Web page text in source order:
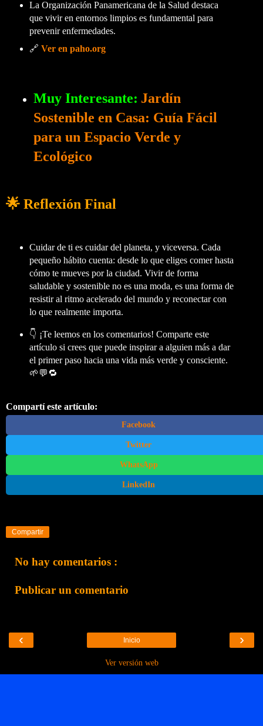
La Organización Panamericana de la Salud destaca
que vivir en entornos limpios es fundamental para
prevenir enfermedades.
🔗 Ver en paho.org
Muy Interesante: Jardín
Sostenible en Casa: Guía Fácil
para un Espacio Verde y
Ecológico
🌟 Reflexión Final
Cuidar de ti es cuidar del planeta, y viceversa. Cada
pequeño hábito cuenta: desde lo que eliges comer hasta
cómo te mueves por la ciudad. Vivir de forma
saludable y sostenible no es una moda, es una forma de
resistir al ritmo acelerado del mundo y reconectar con
lo que realmente importa.
👇 ¡Te leemos en los comentarios! Comparte este
artículo si crees que puede inspirar a alguien más a dar
el primer paso hacia una vida más verde y consciente.
🌱💬🔁
Compartí este artículo:
Facebook
Twitter
WhatsApp
LinkedIn
Compartir
No hay comentarios :
Publicar un comentario
‹ ›
Inicio
Ver versión web